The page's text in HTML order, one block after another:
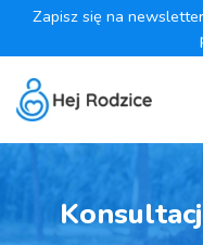
Zapisz się na